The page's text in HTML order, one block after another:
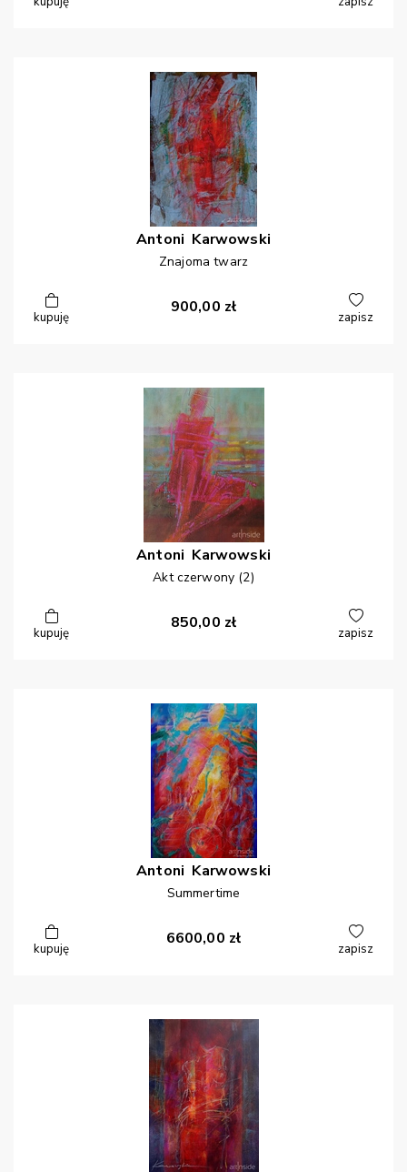
Antoni Karwowski
Znajoma twarz
kupuję
900,00 zł
zapisz
Antoni Karwowski
Akt czerwony (2)
kupuję
850,00 zł
zapisz
Antoni Karwowski
Summertime
kupuję
6600,00 zł
zapisz